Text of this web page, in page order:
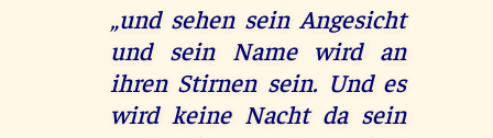
„und sehen sein Angesicht
und sein Name wird an
ihren Stirnen sein. Und es
wird keine Nacht da sein